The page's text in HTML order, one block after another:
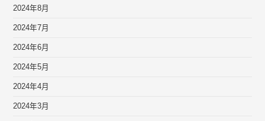
2024年8月
2024年7月
2024年6月
2024年5月
2024年4月
2024年3月